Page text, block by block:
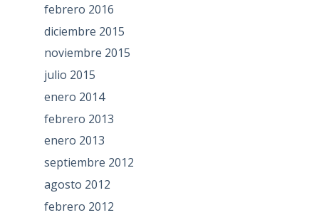
febrero 2016
diciembre 2015
noviembre 2015
julio 2015
enero 2014
febrero 2013
enero 2013
septiembre 2012
agosto 2012
febrero 2012